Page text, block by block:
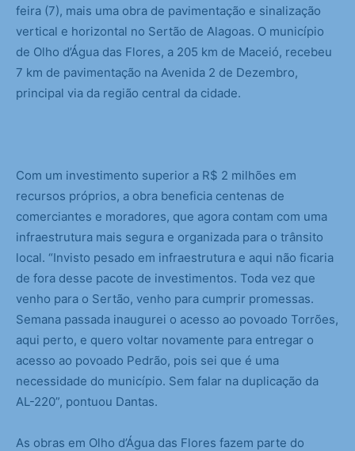
feira (7), mais uma obra de pavimentação e sinalização
vertical e horizontal no Sertão de Alagoas. O município
de Olho d’Água das Flores, a 205 km de Maceió, recebeu
7 km de pavimentação na Avenida 2 de Dezembro,
principal via da região central da cidade.
Com um investimento superior a R$ 2 milhões em
recursos próprios, a obra beneficia centenas de
comerciantes e moradores, que agora contam com uma
infraestrutura mais segura e organizada para o trânsito
local. “Invisto pesado em infraestrutura e aqui não ficaria
de fora desse pacote de investimentos. Toda vez que
venho para o Sertão, venho para cumprir promessas.
Semana passada inaugurei o acesso ao povoado Torrões,
aqui perto, e quero voltar novamente para entregar o
acesso ao povoado Pedrão, pois sei que é uma
necessidade do município. Sem falar na duplicação da
AL-220”, pontuou Dantas.
As obras em Olho d’Água das Flores fazem parte do